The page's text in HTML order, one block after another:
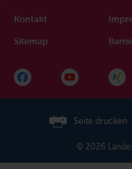
Kontakt
Sitemap
© 2026
Seite drucken